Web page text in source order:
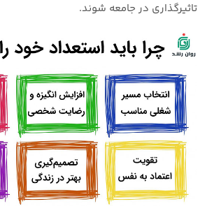
تاثیرگذاری در جامعه شوند.